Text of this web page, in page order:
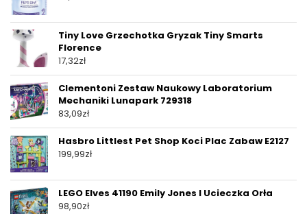
Tiny Love Grzechotka Gryzak Tiny Smarts
Florence
17,32zł
Clementoni Zestaw Naukowy Laboratorium
Mechaniki Lunapark 729318
83,09zł
Hasbro Littlest Pet Shop Koci Plac Zabaw E2127
199,99zł
LEGO Elves 41190 Emily Jones I Ucieczka Orła
98,90zł